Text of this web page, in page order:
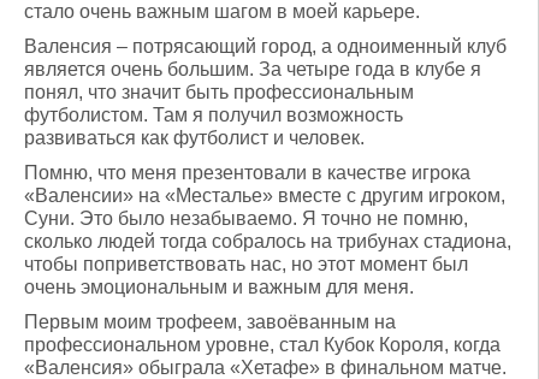
стало очень важным шагом в моей карьере.
Валенсия – потрясающий город, а одноименный клуб
является очень большим. За четыре года в клубе я
понял, что значит быть профессиональным
футболистом. Там я получил возможность
развиваться как футболист и человек.
Помню, что меня презентовали в качестве игрока
«Валенсии» на «Месталье» вместе с другим игроком,
Суни. Это было незабываемо. Я точно не помню,
сколько людей тогда собралось на трибунах стадиона,
чтобы поприветствовать нас, но этот момент был
очень эмоциональным и важным для меня.
Первым моим трофеем, завоёванным на
профессиональном уровне, стал Кубок Короля, когда
«Валенсия» обыграла «Хетафе» в финальном матче.